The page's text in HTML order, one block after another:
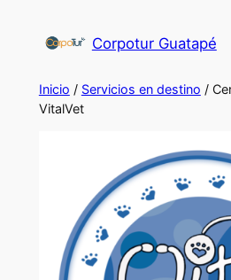
Corpotur Guatapé
Inicio / Servicios en destino /
VitalVet